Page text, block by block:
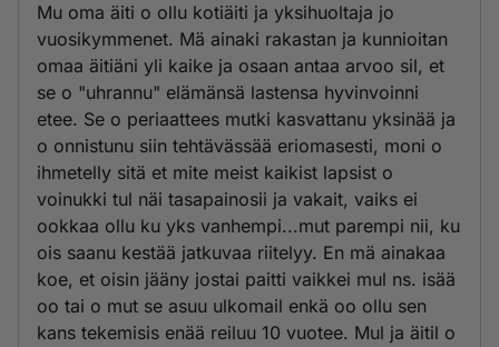
Mu oma äiti o ollu kotiäiti ja yksihuoltaja jo
vuosikymmenet. Mä ainaki rakastan ja kunnioitan
omaa äitiäni yli kaike ja osaan antaa arvoo sil, et
se o "uhrannu" elämänsä lastensa hyvinvoinni
etee. Se o periaattees mutki kasvattanu yksinää ja
o onnistunu siin tehtävässää eriomasesti, moni o
ihmetelly sitä et mite meist kaikist lapsist o
voinukki tul näi tasapainosii ja vakait, vaiks ei
ookkaa ollu ku yks vanhempi...mut parempi nii, ku
ois saanu kestää jatkuvaa riitelyy. En mä ainakaa
koe, et oisin jääny jostai paitti vaikkei mul ns. isää
oo tai o mut se asuu ulkomail enkä oo ollu sen
kans tekemisis enää reiluu 10 vuotee. Mul ja äitil o